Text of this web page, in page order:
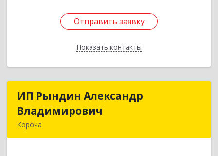
Отправить заявку
Показать контакты
Отправить заявку
Назад
ИП Рындин Александр
Владимирович
Короча
ИП Рындин Александр